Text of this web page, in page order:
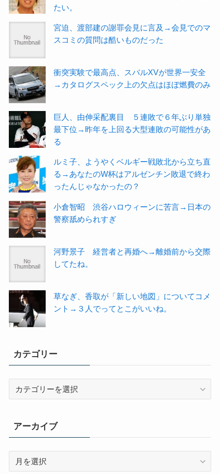
たい。
宮迫、渡部建の謝罪会見に言及→会見でのマ
スコミの質問は酷いものだった
衝突実験で最高点、スバルXVが世界一安全
→カタログスペック上の欠点はほぼ燃費のみ
巨人、由伸采配裏目 ５連敗で６年ぶり単独
最下位→昨年を上回る大型連敗の可能性があ
る
ルミ子、ようやくベルギー戦敗北から立ち直
る→あなたのW杯はアルゼンチン敗退で終わ
ったんじゃなかったの？
小倉智昭 渋谷ハロウィーンに苦言→日本の
警察舐められすぎ
河野景子 経営者と再婚へ→離婚前から交際
してたね。
草なぎ、香取が「新しい地図」についてコメ
ント→３人でってとこがいいね。
カテゴリー
リ
ー
アーカイブ